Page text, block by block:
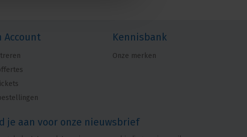
Account Kennisbank
Onze merken
je aan voor onze nieuwsbrief